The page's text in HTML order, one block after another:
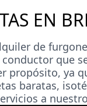
EN
de
que
propósito, ya
baratas,
a